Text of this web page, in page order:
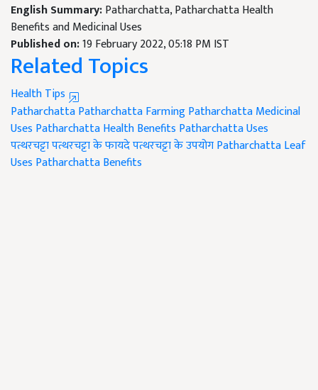
English Summary:Patharchatta, Patharchatta Health
Benefits and Medicinal Uses
Published on:19 February 2022, 05:18 PM IST
Related Topics
Health Tips
PatharchattaPatharchatta FarmingPatharchatta Medicinal
Uses Patharchatta Health Benefits Patharchatta Uses
पत्थरचट्टापत्थरचट्टा के फायदेपत्थरचट्टा के उपयोगPatharchatta Leaf
Uses Patharchatta Benefits